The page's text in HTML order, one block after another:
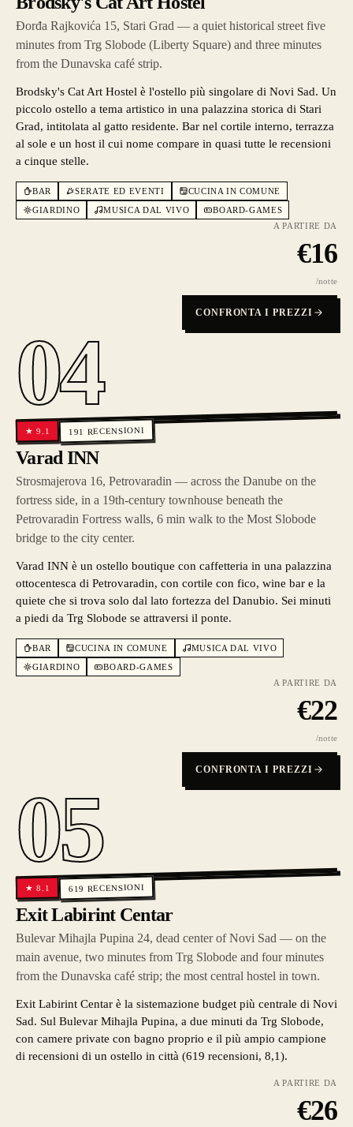
Đorđa Rajkovića 15, Stari Grad — a quiet historical street five
minutes from Trg Slobode (Liberty Square) and three minutes
from the Dunavska café strip.
Brodsky's Cat Art Hostel è l'ostello più singolare di Novi Sad. Un
piccolo ostello a tema artistico in una palazzina storica di Stari
Grad, intitolata al gatto residente. Bar nel cortile interno, terrazza
al sole e un host il cui nome compare in quasi tutte le recensioni
a cinque stelle.
BAR SERATE ED EVENTI
CUCINA IN COMUNE
GIARDINO
MUSICA DAL VIVO
BOARD-GAMES
A PARTIRE DA
€16
/notte
CONFRONTA I PREZZI
04
★9.1 191 RECENSIONI
Varad INN
Strosmajerova 16, Petrovaradin — across the Danube on the
fortress side, in a 19th-century townhouse beneath the
Petrovaradin Fortress walls, 6 min walk to the Most Slobode
bridge to the city center.
Varad INN è un ostello boutique con caffetteria in una palazzina
ottocentesca di Petrovaradin, con cortile con fico, wine bar e la
quiete che si trova solo dal lato fortezza del Danubio. Sei minuti
a piedi da Trg Slobode se attraversi il ponte.
BAR CUCINA IN COMUNE
MUSICA DAL VIVO
GIARDINO
BOARD-GAMES
A PARTIRE DA
€22
/notte
CONFRONTA I PREZZI
05
★8.1 619 RECENSIONI
Exit Labirint Centar
Bulevar Mihajla Pupina 24, dead center of Novi Sad — on the
main avenue, two minutes from Trg Slobode and four minutes
from the Dunavska café strip; the most central hostel in town.
Exit Labirint Centar è la sistemazione budget più centrale di Novi
Sad. Sul Bulevar Mihajla Pupina, a due minuti da Trg Slobode,
con camere private con bagno proprio e il più ampio campione
di recensioni di un ostello in città (619 recensioni, 8,1).
A PARTIRE DA
€26